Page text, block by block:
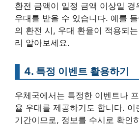
환전 금액이 일정 금액 이상일 경
우대를 받을 수 있습니다. 예를
의 환전 시, 우대 환율이 적용되
리 알아보세요.
4. 특정 이벤트 활용하기
우체국에서는 특정한 이벤트나
율 우대를 제공하기도 합니다. 이
기간이므로, 정보를 수시로 확인